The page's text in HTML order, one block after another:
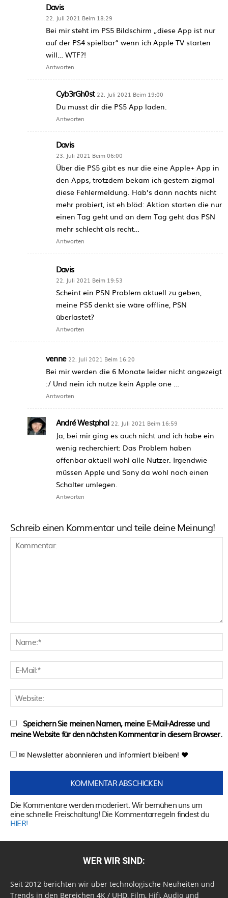
Davis
22. Juli 2021 Beim 18:29
Bei mir steht im PS5 Bildschirm „diese App ist nur
auf der PS4 spielbar“ wenn ich Apple TV starten
will… WTF?!
Antworten
Cyb3rGh0st 22. Juli 2021 Beim 19:00
Du musst dir die PS5 App laden.
Antworten
Davis
23. Juli 2021 Beim 06:00
Über die PS5 gibt es nur die eine Apple+ App in
den Apps, trotzdem bekam ich gestern zigmal
diese Fehlermeldung. Hab’s dann nachts nicht
mehr probiert, ist eh blöd: Aktion starten die nur
einen Tag geht und an dem Tag geht das PSN
mehr schlecht als recht…
Antworten
Davis
22. Juli 2021 Beim 19:53
Scheint ein PSN Problem aktuell zu geben,
meine PS5 denkt sie wäre offline, PSN
überlastet?
Antworten
venne 22. Juli 2021 Beim 16:20
Bei mir werden die 6 Monate leider nicht angezeigt
:/ Und nein ich nutze kein Apple one …
Antworten
André Westphal 22. Juli 2021 Beim 16:59
Ja, bei mir ging es auch nicht und ich habe ein
wenig recherchiert: Das Problem haben
offenbar aktuell wohl alle Nutzer. Irgendwie
müssen Apple und Sony da wohl noch einen
Schalter umlegen.
Antworten
Schreib einen Kommentar und teile deine Meinung!
Speichern Sie meinen Namen, meine E-Mail-Adresse und
meine Website für den nächsten Kommentar in diesem Browser.
✉ Newsletter abonnieren und informiert bleiben! ♥
Die Kommentare werden moderiert. Wir bemühen uns um
eine schnelle Freischaltung! Die Kommentarregeln findest du
HIER!
WER WIR SIND:
Seit 2012 berichten wir über technologische Neuheiten und
Trends in den Bereichen 4K / UHD, Film, Hifi, Audio und